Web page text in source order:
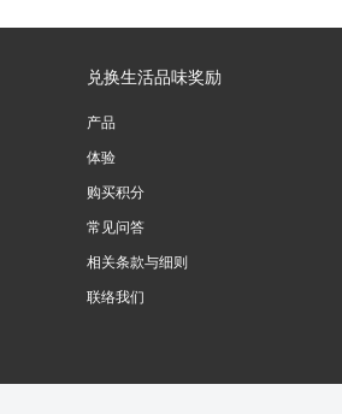
兑换生活品味奖励
产品
体验
购买积分
常见问答
相关条款与细则
联络我们